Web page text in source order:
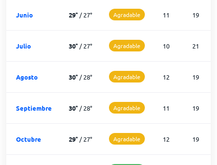
Junio 29° /27° Agradable 11 19
Julio 30° /27° Agradable 10 21
Agosto 30° /28° Agradable 12 19
Septiembre 30° /28° Agradable 11 19
Octubre 29° /27° Agradable 12 19